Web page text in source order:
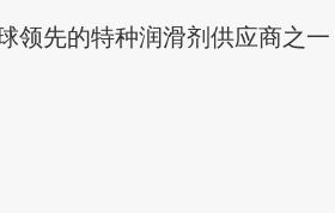
先的特种润滑剂供应商之一